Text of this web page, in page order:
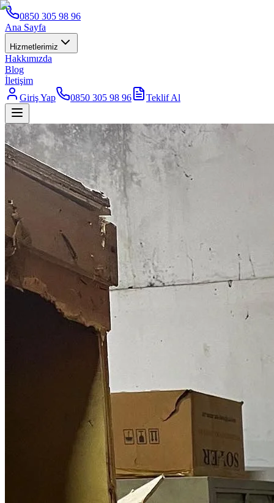
0850 305 98 96
Ana Sayfa
Hizmetlerimiz
Hakkımızda
Blog
İletişim
Giriş Yap
0850 305 98 96 Teklif Al